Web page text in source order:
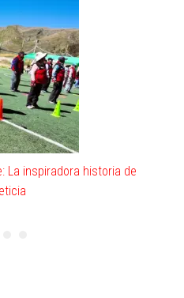
La inspiradora historia de